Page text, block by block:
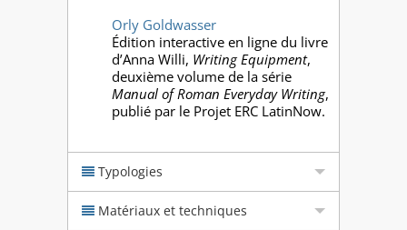
Orly Goldwasser
Édition interactive en ligne du livre
d’Anna Willi, Writing Equipment,
deuxième volume de la série
Manual of Roman Everyday Writing,
publié par le Projet ERC LatinNow.
Typologies
Matériaux et techniques